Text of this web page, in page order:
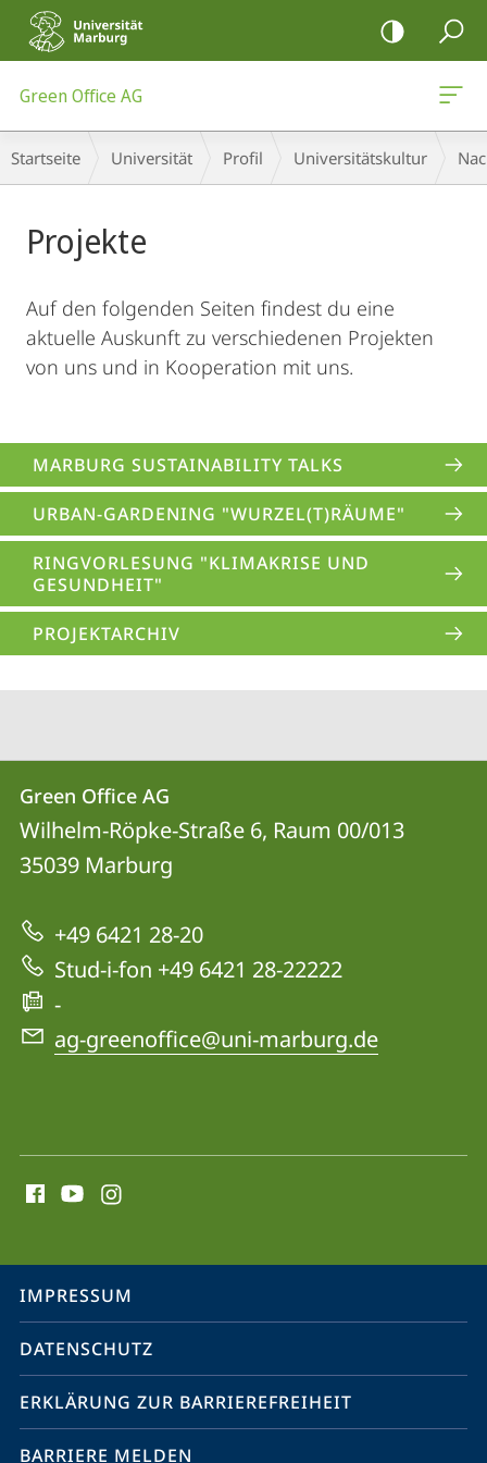
Mobile-
Navigation
Green Office AG
Hauptinhalt
Breadcrumb-
Navigation
Startseite Universität Profil Universitäts­kultur
Projekte
Auf den folgenden Seiten findest du eine
aktuelle Auskunft zu verschiedenen Projekten
von uns und in Kooperation mit uns.
MARBURG SUSTAINABILITY TALKS
URBAN-GARDENING "WURZEL(T)RÄUME"
RINGVORLESUNG "KLIMAKRISE UND
GESUNDHEIT"
PROJEKTARCHIV
Kontakt
und
Informationen
zur
Website
Kontaktinformationen
Green
Office
AG
Green Office AG
Wilhelm-Röpke-Straße 6, Raum 00/013
35039 Marburg
+49 6421 28-20
Stud-i-fon +49 6421 28-22222
-
ag-greenoffice@uni-marburg.de
Media
Service-
Navigation
IMPRESSUM
DATENSCHUTZ
ERKLÄRUNG ZUR BARRIEREFREIHEIT
BARRIERE MELDEN